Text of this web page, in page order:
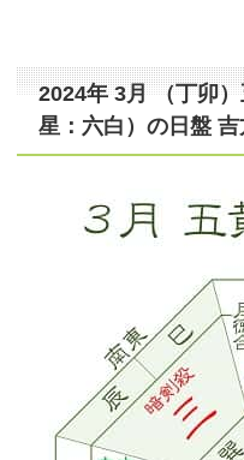
2024年 3月 （丁卯
星：六白）の日盤